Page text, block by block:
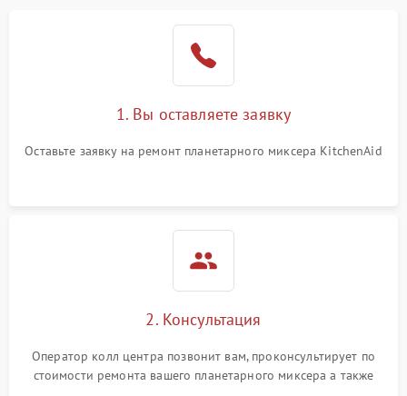
1. Вы оставляете заявку
Оставьте заявку на ремонт планетарного миксера KitchenAid
2. Консультация
Оператор колл центра позвонит вам, проконсультирует по
стоимости ремонта вашего планетарного миксера а также